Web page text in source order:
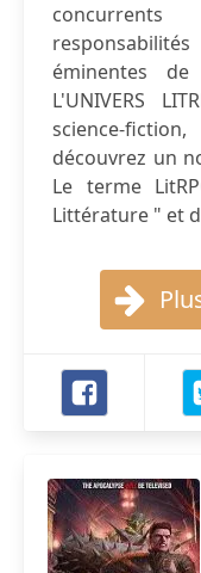
éminentes de
L'UNIVERS
science-
découvrez un
Le terme
Littérature " et